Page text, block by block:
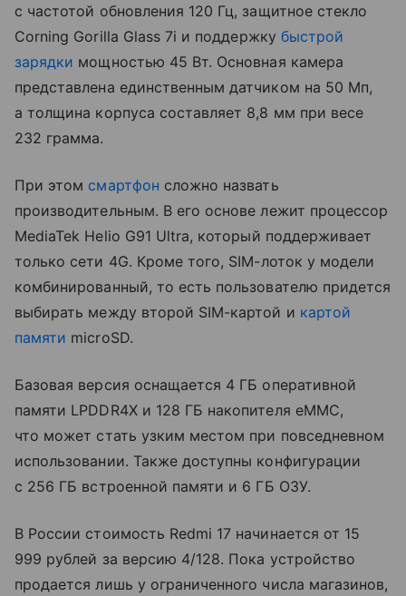
с частотой обновления 120 Гц, защитное стекло
Corning Gorilla Glass 7i и поддержку быстрой
зарядки мощностью 45 Вт. Основная камера
представлена единственным датчиком на 50 Мп,
а толщина корпуса составляет 8,8 мм при весе
232 грамма.
При этом смартфон сложно назвать
производительным. В его основе лежит процессор
MediaTek Helio G91 Ultra, который поддерживает
только сети 4G. Кроме того, SIM-лоток у модели
комбинированный, то есть пользователю придется
выбирать между второй SIM-картой и картой
памяти microSD.
Базовая версия оснащается 4 ГБ оперативной
памяти LPDDR4X и 128 ГБ накопителя eMMC,
что может стать узким местом при повседневном
использовании. Также доступны конфигурации
с 256 ГБ встроенной памяти и 6 ГБ ОЗУ.
В России стоимость Redmi 17 начинается от 15
999 рублей за версию 4/128. Пока устройство
продается лишь у ограниченного числа магазинов,